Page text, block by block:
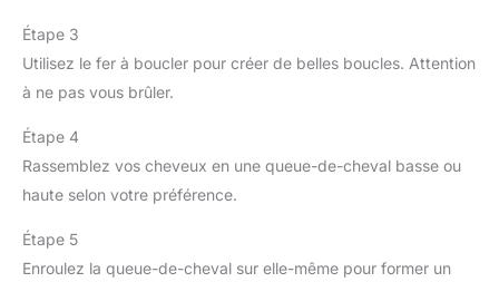
Étape 3
Utilisez le fer à boucler pour créer de belles boucles. Attention
à ne pas vous brûler.
Étape 4
Rassemblez vos cheveux en une queue-de-cheval basse ou
haute selon votre préférence.
Étape 5
Enroulez la queue-de-cheval sur elle-même pour former un